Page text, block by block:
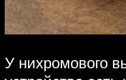
У нихромового